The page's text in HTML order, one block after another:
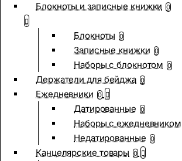
Блокноты и записные книжки 0
Блокноты 0
Записные книжки 0
Наборы с блокнотом 0
Держатели для бейджа 0
Ежедневники 0
Датированные 0
Наборы с ежедневником
Недатированные 0
Канцелярские товары 0